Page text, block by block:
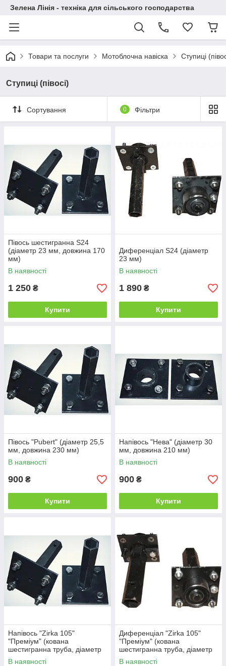
Зелена Лінія - техніка для сільського господарства
Товари та послуги Мотоблочна навіска Ступиці
Ступиці (півосі)
Сортування 0 Фільтри
Півось шестигранна S24
(діаметр 23 мм, довжина 170
мм)
В наявності
1 250 ₴
Купити
Диференціал S24 (діаметр
23 мм)
В наявності
1 890 ₴
Купити
Півось "Pubert" (діаметр 25,5
мм, довжина 230 мм)
В наявності
900 ₴
Купити
Напівось "Нева" (діаметр 30
мм, довжина 210 мм)
В наявності
900 ₴
Купити
Напівось "Zirka 105"
"Преміум" (кована
шестигранна труба, діаметр
32 мм, довжина 170 мм)
В наявності
Диференціал "Zirka 105"
"Преміум" (кована
шестигранна труба, діаметр
32 мм, довжина 170 мм)
В наявності